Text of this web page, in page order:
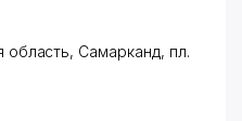
область, Самарканд, пл.